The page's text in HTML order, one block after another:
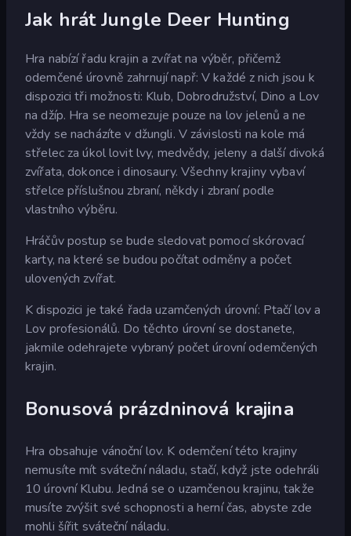
Jak hrát Jungle Deer Hunting
Hra nabízí řadu krajin a zvířat na výběr, přičemž
odemčené úrovně zahrnují např: V každé z nich jsou k
dispozici tři možnosti: Klub, Dobrodružství, Dino a Lov
na džíp. Hra se neomezuje pouze na lov jelenů a ne
vždy se nacházíte v džungli. V závislosti na kole má
střelec za úkol lovit lvy, medvědy, jeleny a další divoká
zvířata, dokonce i dinosaury. Všechny krajiny vybaví
střelce příslušnou zbraní, někdy i zbraní podle
vlastního výběru.
Hráčův postup se bude sledovat pomocí skórovací
karty, na které se budou počítat odměny a počet
ulovených zvířat.
K dispozici je také řada uzamčených úrovní: Ptačí lov a
Lov profesionálů. Do těchto úrovní se dostanete,
jakmile odehrajete vybraný počet úrovní odemčených
krajin.
Bonusová prázdninová krajina
Hra obsahuje vánoční lov. K odemčení této krajiny
nemusíte mít sváteční náladu, stačí, když jste odehráli
10 úrovní Klubu. Jedná se o uzamčenou krajinu, takže
musíte zvýšit své schopnosti a herní čas, abyste zde
mohli šířit sváteční náladu.